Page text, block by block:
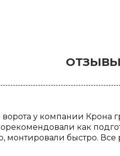
ворота у компании
как
монтировали быстро. Все